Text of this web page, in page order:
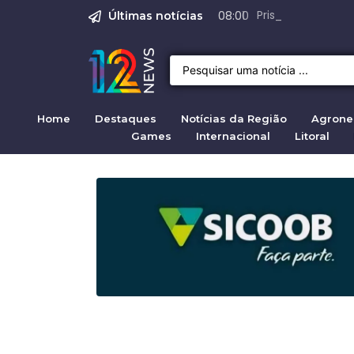
Últimas notícias 08:00 Prisão de
STF autoriza
O Assassinato de
Range Rover
Justiça pela
Home Destaques Notícias da Região
Games
Internacional Litoral